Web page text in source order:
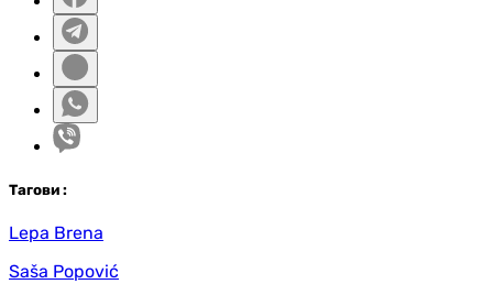
Тагови :
Lepa Brena
Saša Popović